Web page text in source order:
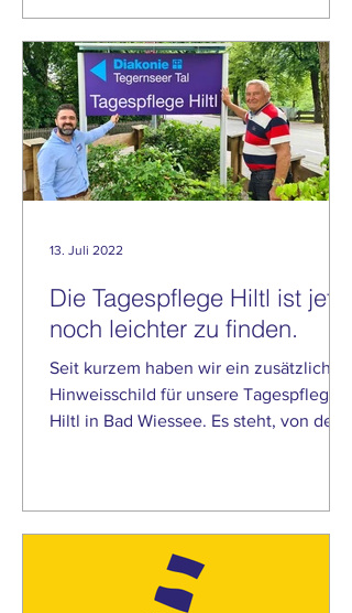
Die Tagespflege Hiltl ist jetzt
noch leichter zu finden.
Seit kurzem haben wir ein zusätzliches
Hinweisschild für unsere Tagespflege
Hiltl in Bad Wiessee. Es steht, von der
13. Juli 2022